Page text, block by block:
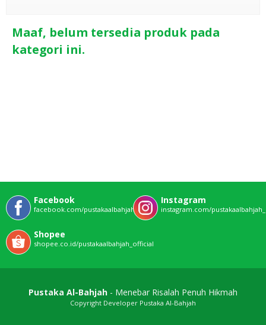
Maaf, belum tersedia produk pada
kategori ini.
Facebook
facebook.com/pustakaalbahjahofficial
Instagram
instagram.com/
Shopee
shopee.co.id/pustakaalbahjah_official
Pustaka Al-Bahjah - Menebar Risalah Penuh Hikmah
Copyright Developer Pustaka Al-Bahjah